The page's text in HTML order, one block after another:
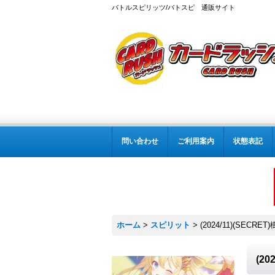
バトルスピリッツ/バトスピ 通販サイト
問い合わせ ご利用案内 状態表記
ホーム > スピリット > (2024/11)(SECRET)